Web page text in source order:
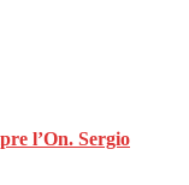
l’On. Sergio